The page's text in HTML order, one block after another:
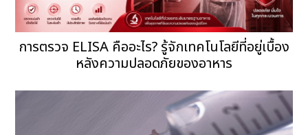
การตรวจ ELISA คืออะไร? รู้จักเทคโนโลยีที่อยู่เบื้อง
หลังความปลอดภัยของอาหาร